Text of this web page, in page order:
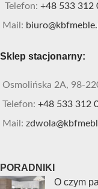
Telefon: +48 533 312
Mail:
Sklep stacjonarny:
Osmolińska 2A, 98-
Telefon: +48 533 312
Mail:
PORADNIKI
O czym